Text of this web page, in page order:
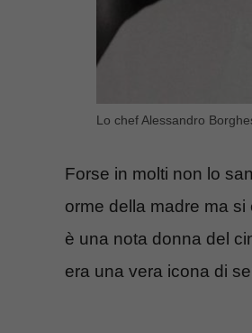
Lo chef Alessandro
Forse in molti non lo
orme della madre ma
è una nota donna del
era una vera icona di